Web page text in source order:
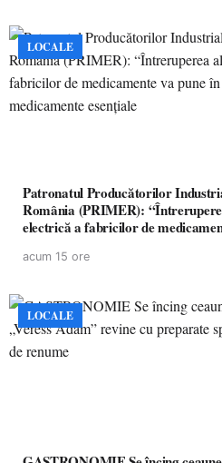
LOCALE
Patronatul Producătorilor
România (PRIMER):
electrică a fabricilor de
acum 15 ore
LOCALE